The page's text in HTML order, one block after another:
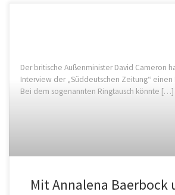
Der britische Außenminister David Cameron
Interview der „Süddeutschen Zeitung“ einen
Bei dem sogenannten Ringtausch könnte […]
Mit Annalena Baerbock